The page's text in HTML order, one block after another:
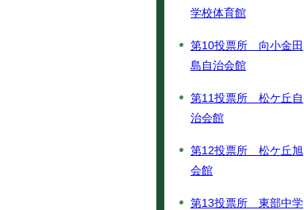
学校体育館
第10投票所 向小金田
島自治会館
第11投票所 松ケ丘自
治会館
第12投票所 松ケ丘旭
会館
第13投票所 東部中学